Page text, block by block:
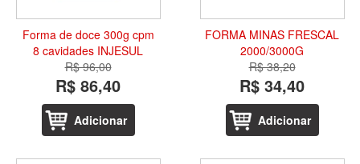
Forma de doce 300g cpm
8 cavidades INJESUL
R$ 96,00
R$ 86,40
Adicionar
FORMA MINAS FRESCAL
2000/3000G
R$ 38,20
R$ 34,40
Adicionar